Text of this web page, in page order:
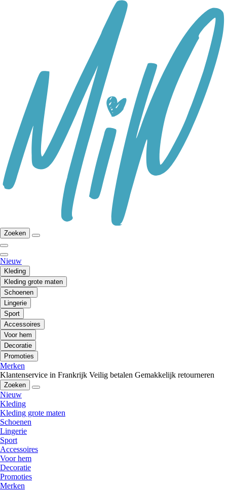
Zoeken
Nieuw
Kleding
Kleding grote maten
Schoenen
Lingerie
Sport
Accessoires
Voor hem
Decoratie
Promoties
Merken
Klantenservice in Frankrijk Veilig betalen Gemakkelijk retourneren
Zoeken
Nieuw
Kleding
Kleding grote maten
Schoenen
Lingerie
Sport
Accessoires
Voor hem
Decoratie
Promoties
Merken